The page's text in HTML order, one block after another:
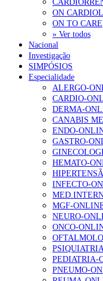
ON
ON TO CARE
» Ver todos
Nacional
Investigação
SIMPÓSIOS
Especialidade
ALERGO-
CARDIO-
DERMA-
CANABIS
ENDO-
GASTRO-
HEMATO-
INFECTO-
MGF-
NEURO-
ONCO-
PEDIATRIA-
PNEUMO-